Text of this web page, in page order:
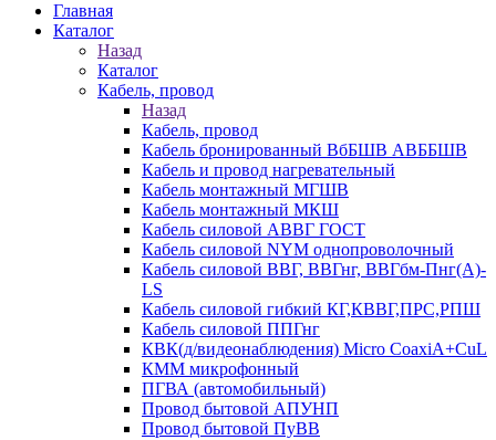
Главная
Каталог
Назад
Каталог
Кабель, провод
Назад
Кабель, провод
Кабель бронированный ВбБШВ АВББШВ
Кабель и провод нагревательный
Кабель монтажный МГШВ
Кабель монтажный МКШ
Кабель силовой АВВГ ГОСТ
Кабель силовой NYM однопроволочный
Кабель силовой ВВГ, ВВГнг, ВВГбм-Пнг(А)-
LS
Кабель силовой гибкий КГ,КВВГ,ПРС,РПШ
Кабель силовой ППГнг
КВК(д/видеонаблюдения) Micro CoaxiA+CuL
КММ микрофонный
ПГВА (автомобильный)
Провод бытовой АПУНП
Провод бытовой ПуВВ